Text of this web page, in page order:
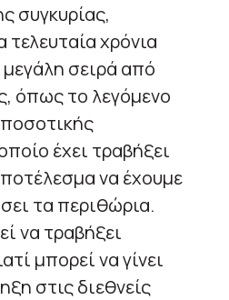
συγκυρίας,
χρόνια
μεγάλη σειρά από
όπως το λεγόμενο
έχει τραβήξει
να έχουμε
τα περιθώρια.
να τραβήξει
μπορεί να γίνει
στις διεθνείς